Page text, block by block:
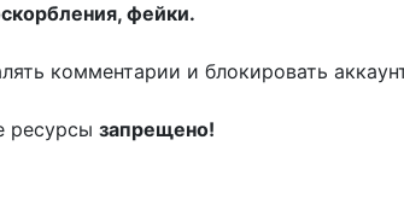
фейки.
комментарии и блокировать
ресурсы запрещено!